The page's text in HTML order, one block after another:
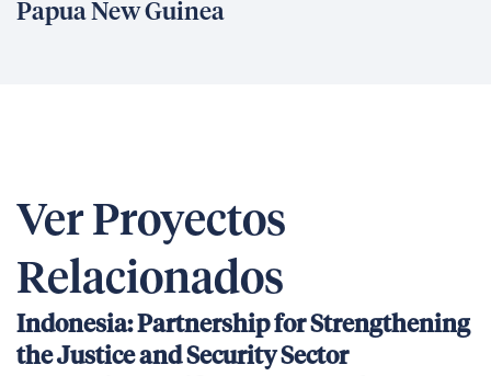
Papua New Guinea
Ver Proyectos
Relacionados
Indonesia: Partnership for Strengthening
the Justice and Security Sector